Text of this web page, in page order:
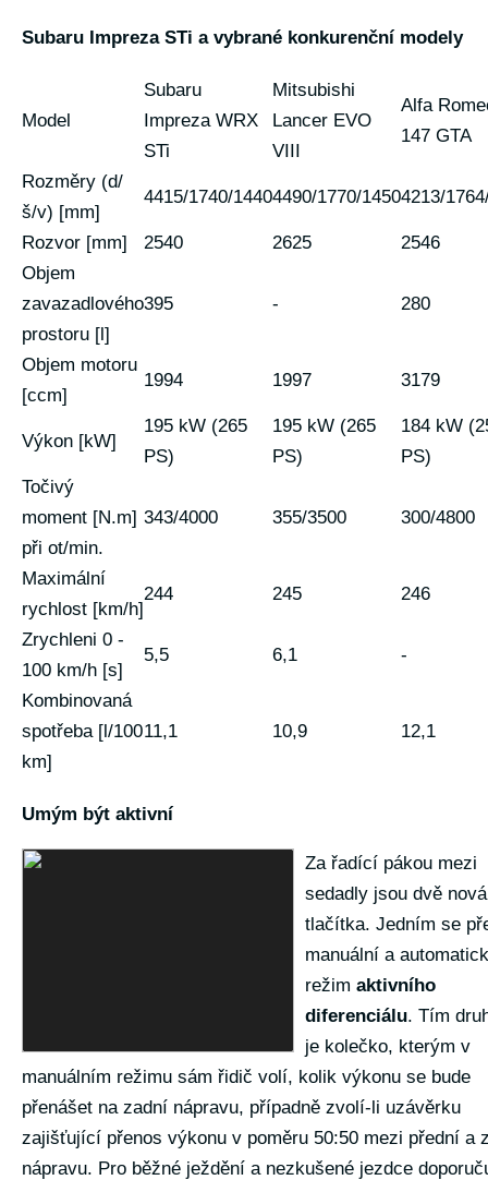
Subaru Impreza STi a vybrané konkurenční modely
Model
Subaru
Impreza WRX
STi
Mitsubishi
Lancer EVO
VIII
Alfa
147 GTA
Rozměry (d/
š/v) [mm]
4415/1740/14404490/1770/14504213/
Rozvor [mm] 2540 2625
2546
Objem
zavazadlového
prostoru [l]
395 - 280
Objem motoru
[ccm]
1994 1997 3179
Výkon [kW]
195 kW (265
PS)
195 kW (265
PS)
184 kW
PS)
Točivý
moment [N.m]
při ot/min.
343/4000 355/3500 300/4800
Maximální
rychlost [km/h]
244 245 246
Zrychleni 0 -
100 km/h [s]
5,5 6,1 -
Kombinovaná
spotřeba [l/100
km]
11,1 10,9 12,1
Umým být aktivní
Za řadící pákou mezi
sedadly jsou dvě nová
tlačítka. Jedním se
manuální a
režim aktivního
diferenciálu. Tím
je kolečko, kterým v
manuálním režimu sám řidič volí, kolik výkonu se bude
přenášet na zadní nápravu, případně zvolí-li uzávěrku
zajišťující přenos výkonu v poměru 50:50 mezi přední a
nápravu. Pro běžné ježdění a nezkušené jezdce